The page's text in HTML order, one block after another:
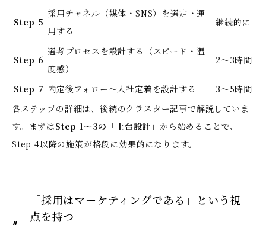
Step 5
採用チャネル（媒体・SNS）を選定・運
用する
継続的に
Step 6
選考プロセスを設計する（スピード・温
度感）
2〜3時間
Step 7 内定後フォロー〜入社定着を設計する
3〜5時間
各ステップの詳細は、後続のクラスター記事で解説していま
す。まずはStep 1〜3の「土台設計」 から始めることで、
Step 4以降の施策が格段に効果的になります。
「採用はマーケティングである」という視
点を持つ